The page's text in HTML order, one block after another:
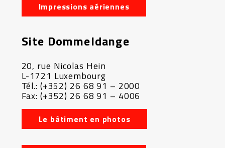
Impressions aériennes
Site Dommeldange
20, rue Nicolas Hein
L-1721 Luxembourg
Tél.: (+352) 26 68 91 – 2000
Fax: (+352) 26 68 91 – 4006
Le bâtiment en photos